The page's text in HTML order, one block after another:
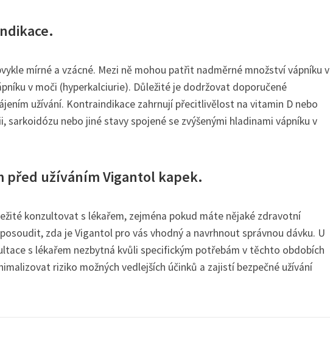
mírné a vzácné. Mezi ně mohou patřit nadměrné množství vápníku v
v moči (hyperkalciurie). Důležité je dodržovat doporučené
užívání. Kontraindikace zahrnují přecitlivělost na vitamin D nebo
sarkoidózu nebo jiné stavy spojené se zvýšenými hladinami vápníku v
před užíváním Vigantol kapek.
konzultovat s lékařem, zejména pokud máte nějaké zdravotní
zda je Vigantol pro vás vhodný a navrhnout správnou dávku. U
s lékařem nezbytná kvůli specifickým potřebám v těchto obdobích
riziko možných vedlejších účinků a zajistí bezpečné užívání